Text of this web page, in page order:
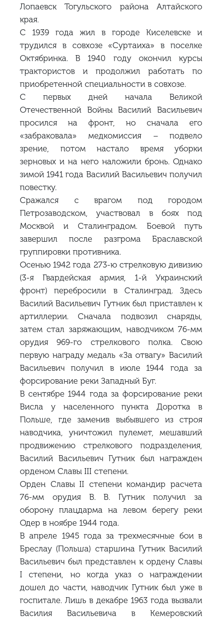
Лопаевск Тогульского района Алтайского
края.
С 1939 года жил в городе Киселевске и
трудился в совхозе «Суртаиха» в поселке
Октябринка. В 1940 году окончил курсы
трактористов и продолжил работать по
приобретенной специальности в совхозе.
С первых дней начала Великой
Отечественной Войны Василий Васильевич
просился на фронт, но сначала его
«забраковала» медкомиссия – подвело
зрение, потом настало время уборки
зерновых и на него наложили бронь. Однако
зимой 1941 года Василий Васильевич получил
повестку.
Сражался с врагом под городом
Петрозаводском, участвовал в боях под
Москвой и Сталинградом. Боевой путь
завершил после разгрома Браславской
группировки противника.
Осенью 1942 года 273-ю стрелковую дивизию
(3-я Гвардейская армия, 1-й Украинский
фронт) перебросили в Сталинград. Здесь
Василий Васильевич Гутник был приставлен к
артиллерии. Сначала подвозил снаряды,
затем стал заряжающим, наводчиком 76-мм
орудия 969-го стрелкового полка. Свою
первую награду медаль «За отвагу» Василий
Васильевич получил в июле 1944 года за
форсирование реки Западный Буг.
В сентябре 1944 года за форсирование реки
Висла у населенного пункта Доротка в
Польше, где заменив выбывшего из строя
наводчика, уничтожил пулемет, мешавший
продвижению стрелкового подразделения,
Василий Васильевич Гутник был награжден
орденом Славы III степени.
Орден Славы II степени командир расчета
76-мм орудия В. В. Гутник получил за
оборону плацдарма на левом берегу реки
Одер в ноябре 1944 года.
В апреле 1945 года за трехмесячные бои в
Бреслау (Польша) старшина Гутник Василий
Васильевич был представлен к ордену Славы
I степени, но когда указ о награждении
дошел до части, наводчик Гутник был уже в
госпитале. Лишь в декабре 1963 года вызвали
Василия Васильевича в Кемеровский